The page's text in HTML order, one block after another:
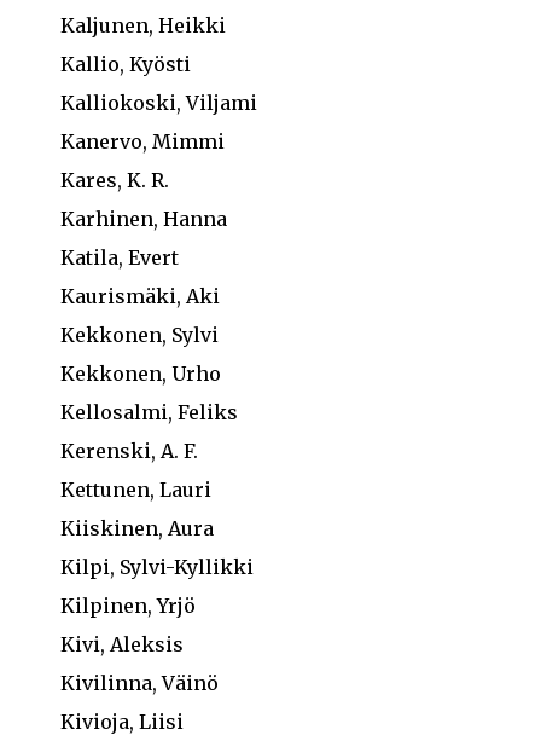
Kaljunen, Heikki
Kallio, Kyösti
Kalliokoski, Viljami
Kanervo, Mimmi
Kares, K. R.
Karhinen, Hanna
Katila, Evert
Kaurismäki, Aki
Kekkonen, Sylvi
Kekkonen, Urho
Kellosalmi, Feliks
Kerenski, A. F.
Kettunen, Lauri
Kiiskinen, Aura
Kilpi, Sylvi-Kyllikki
Kilpinen, Yrjö
Kivi, Aleksis
Kivilinna, Väinö
Kivioja, Liisi